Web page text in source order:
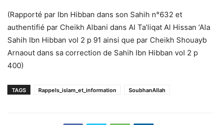
(Rapporté par Ibn Hibban dans son Sahih n°632 et
authentifié par Cheikh Albani dans Al Ta’liqat Al Hissan ‘Ala
Sahih Ibn Hibban vol 2 p 91 ainsi que par Cheikh Shouayb
Arnaout dans sa correction de Sahih Ibn Hibban vol 2 p
400)
TAGS Rappels_islam_et_information SoubhanAllah